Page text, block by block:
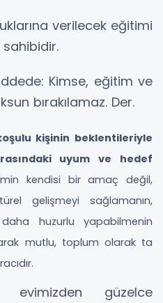
verilecek eğitimi
Kimse, eğitim ve
bırakılamaz. Der.
kişinin beklentileriyle
uyum ve hedef
kendisi bir amaç değil,
gelişmeyi sağlamanın,
huzurlu yapabilmenin
mutlu, toplum olarak ta
evimizden güzelce